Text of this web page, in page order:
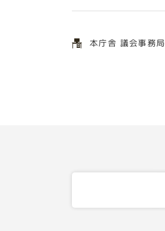
本庁舎 議会事務局